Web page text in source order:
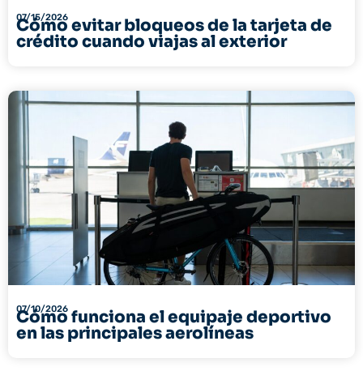
07/15/2026
Cómo evitar bloqueos de la tarjeta de
crédito cuando viajas al exterior
07/10/2026
Cómo funciona el equipaje deportivo
en las principales aerolíneas